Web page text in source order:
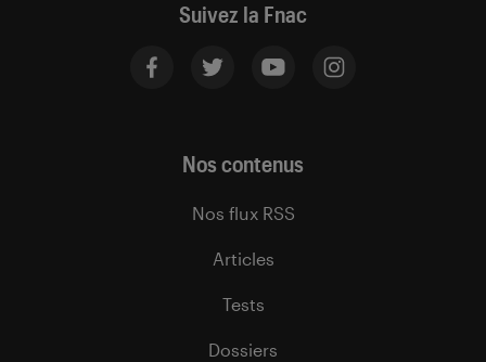
Suivez la Fnac
Nos contenus
Nos flux RSS
Articles
Tests
Dossiers